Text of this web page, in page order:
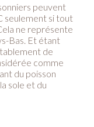
peuvent
seulement si tout
ne représente
Bas. Et étant
de
comme
du poisson
sole et du